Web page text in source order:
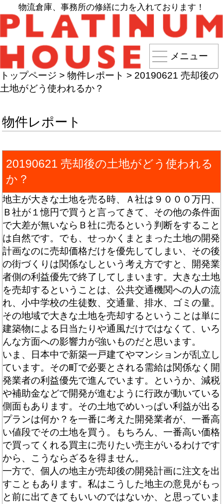
物流倉庫、事務所の修繕に力を入れております！
メニュー
トップページ > 物件レポート > 20190621 売却後の
土地がどう使われるか？
物件レポート
20190621 売却後の土地がどう使われる
か？
地主が大きな土地を売る時、Ａ社は９０００万円、
Ｂ社が１憶円で買うと言ってきて、その他の条件面
で大差が無いならＢ社に売るという判断をすること
は自然です。でも、せっかくまとまった土地の開発
計画なのに売却価格だけを優先してしまい、その後
の街づくりは関係なしという考え方ですと、開発業
者側の利益優先で終了してしまいます。大きな土地
を売却するということは、公共交通機関への人の流
れ、小中学校の生徒数、交通量、排水、ゴミの量。
その地域で大きな土地を売却するということは単に
建築物による日当たりや通風だけではなくて、いろ
んな方面への影響力が強いものだと思います。
いま、日本中で新築一戸建てやマンションが乱立し
ています。その町で必要とされる需給は関係なく開
発業者の利益優先で進んでいます。というか、減税
や補助金などで開発が進むように行政が動いている
側面もあります。その土地でめいっぱい利益が出る
プランは何か？を一番に考えた開発業者が、一番高
い値段でその土地を買う。もちろん、一番高い価格
で買ってくれる買主に売りたい売主がいるわけです
から、こうならざるを得ません。
一方で、個人の地主が売却後の開発計画に注文を出
すこともあります。私はこうした地主の意見がもっ
と前に出てきてもいいのではないか、と思っていま